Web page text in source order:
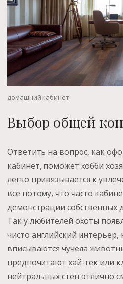
домашний кабинет
Выбор общей
Ответить на вопрос, как
кабинет, поможет хобби
легко привязывается к
все потому, что часто
демонстрации собственных
Так у любителей охоты
чисто английский интерьер,
вписываются чучела
предпочитают хай-тек или
нейтральных стен отлично